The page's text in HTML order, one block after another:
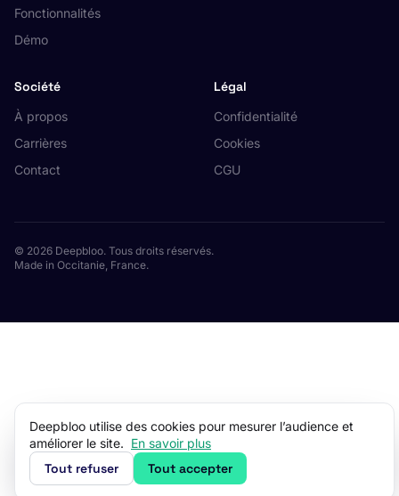
Fonctionnalités
Démo
Société
À propos
Carrières
Contact
Légal
Confidentialité
Cookies
CGU
© 2026 Deepbloo. Tous droits réservés.
Made in Occitanie, France.
Deepbloo utilise des cookies pour mesurer l’audience et
améliorer le site. En savoir plus
Tout refuser Tout accepter